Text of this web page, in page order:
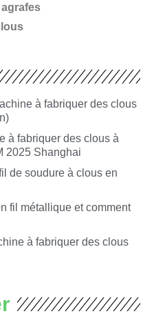
à fabriquer des clous
à fabriquer des clous à
2025 Shanghai
de soudure à clous en
fil métallique et comment
à fabriquer des clous